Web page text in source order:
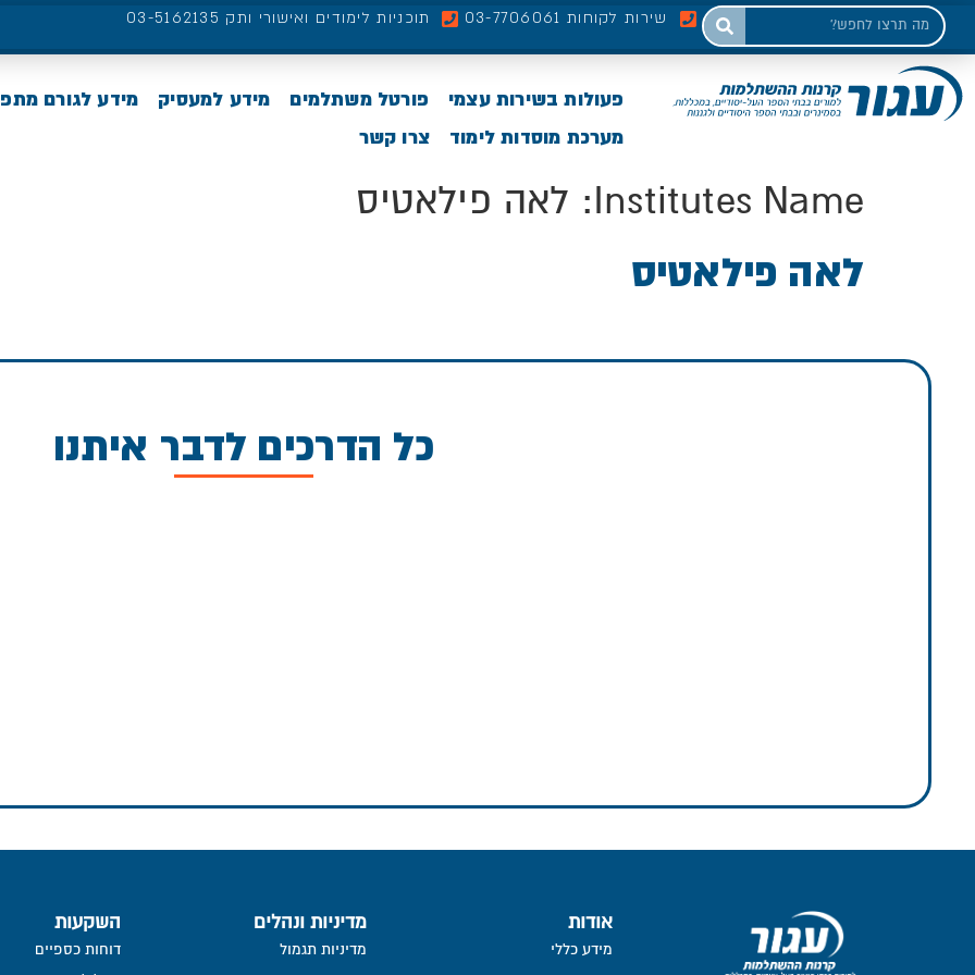
שירות לקוחות 03-7706061 תוכניות לימודים ואישורי ותק 03-5162135
פעולות בשירות עצמי פורטל משתלמים מידע למעסיק
מידע לגורם
מערכת מוסדות לימוד
צרו קשר
Institutes Name: לאה פילאטיס
לאה פילאטיס
כל הדרכים לדבר איתנו
אודות
מידע כללי
מדיניות ונהלים
מדיניות תגמול
השקעות
דוחות כספיים